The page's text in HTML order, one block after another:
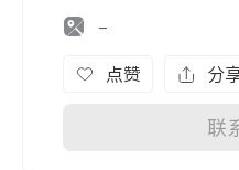
-
点赞 分
联